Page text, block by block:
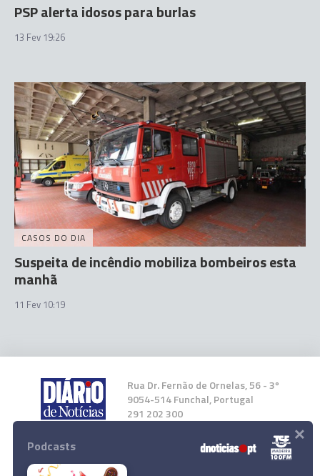
PSP alerta idosos para burlas
13 Fev 19:26
CASOS DO DIA
Suspeita de incêndio mobiliza bombeiros esta
manhã
11 Fev 10:19
Rua Dr. Fernão de Ornelas, 56 - 3º
9054-514 Funchal, Portugal
291 202 300
Instale a nossa App
Podcasts ×